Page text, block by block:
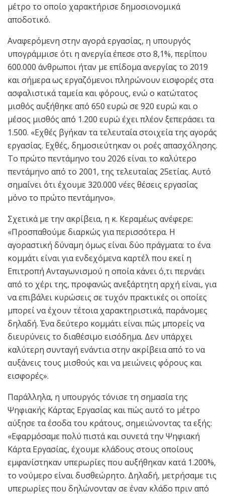
μέτρο το οποίο χαρακτήρισε δημοσιονομικά
αποδοτικό.
Αναφερόμενη στην αγορά εργασίας, η υπουργός
υπογράμμισε ότι η ανεργία έπεσε στο 8,1%, περίπου
600.000 άνθρωποι ήταν με επίδομα ανεργίας το 2019
και σήμερα ως εργαζόμενοι πληρώνουν εισφορές στα
ασφαλιστικά ταμεία και φόρους, ενώ ο κατώτατος
μισθός αυξήθηκε από 650 ευρώ σε 920 ευρώ και ο
μέσος μισθός από 1.200 ευρώ έχει πλέον ξεπεράσει τα
1.500. «Εχθές βγήκαν τα τελευταία στοιχεία της αγοράς
εργασίας. Εχθές, δημοσιεύτηκαν οι ροές απασχόλησης.
Το πρώτο πεντάμηνο του 2026 είναι το καλύτερο
πεντάμηνο από το 2001, της τελευταίας 25ετίας. Αυτό
σημαίνει ότι έχουμε 320.000 νέες θέσεις εργασίας
μόνο το πρώτο πεντάμηνο».
Σχετικά με την ακρίβεια, η κ. Κεραμέως ανέφερε:
«Προσπαθούμε διαρκώς για περισσότερα. Η
αγοραστική δύναμη όμως είναι δύο πράγματα: το ένα
κομμάτι είναι για ενδεχόμενα καρτέλ που εκεί η
Επιτροπή Ανταγωνισμού η οποία κάνει ό,τι περνάει
από το χέρι της, προφανώς ανεξάρτητη αρχή είναι, για
να επιβάλει κυρώσεις σε τυχόν πρακτικές οι οποίες
μπορεί να έχουν τέτοια χαρακτηριστικά, παράνομες
δηλαδή. Ένα δεύτερο κομμάτι είναι πώς μπορείς να
διευρύνεις το διαθέσιμο εισόδημα. Δεν υπάρχει
καλύτερη συνταγή ενάντια στην ακρίβεια από το να
αυξάνεις τους μισθούς και να μειώνεις φόρους και
εισφορές».
Παράλληλα, η υπουργός τόνισε τη σημασία της
Ψηφιακής Κάρτας Εργασίας και πώς αυτό το μέτρο
αύξησε τα έσοδα του κράτους, σημειώνοντας τα εξής:
«Εφαρμόσαμε πολύ πιστά και συνετά την Ψηφιακή
Κάρτα Εργασίας, έχουμε κλάδους στους οποίους
εμφανίστηκαν υπερωρίες που αυξήθηκαν κατά 1.200%,
το νούμερο είναι δυσθεώρητο. Δηλαδή, μετρήσαμε τις
υπερωρίες που δηλώνονταν σε έναν κλάδο πριν από